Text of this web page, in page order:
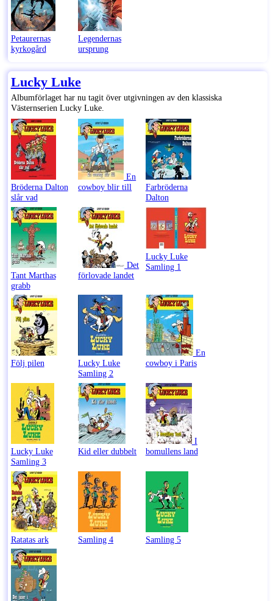
Petaurernas
kyrkogård
Legendernas
ursprung
Lucky Luke
Albumförlaget har nu tagit över utgivningen av den klassiska
Västernserien Lucky Luke.
Bröderna Dalton
slår vad
En
cowboy blir till
Farbröderna
Dalton
Tant Marthas
grabb
Det
förlovade landet
Lucky Luke
Samling 1
Följ pilen
Lucky Luke
Samling 2
En
cowboy i Paris
Lucky Luke
Samling 3
Kid eller dubbelt
I
bomullens land
Ratatas ark Samling 4 Samling 5